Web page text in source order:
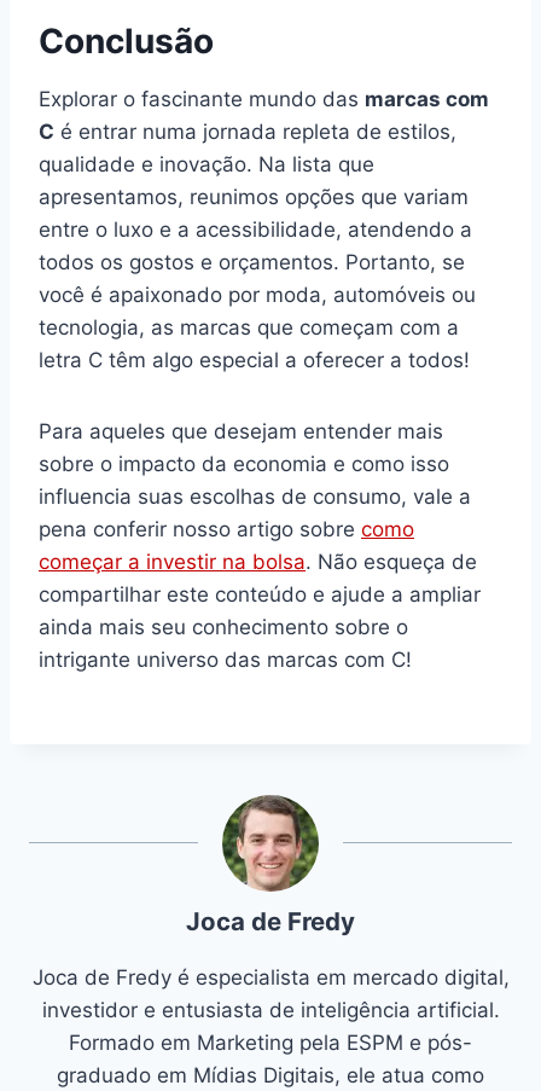
Conclusão
Explorar o fascinante mundo das marcas com
C é entrar numa jornada repleta de estilos,
qualidade e inovação. Na lista que
apresentamos, reunimos opções que variam
entre o luxo e a acessibilidade, atendendo a
todos os gostos e orçamentos. Portanto, se
você é apaixonado por moda, automóveis ou
tecnologia, as marcas que começam com a
letra C têm algo especial a oferecer a todos!
Para aqueles que desejam entender mais
sobre o impacto da economia e como isso
influencia suas escolhas de consumo, vale a
pena conferir nosso artigo sobre como
começar a investir na bolsa. Não esqueça de
compartilhar este conteúdo e ajude a ampliar
ainda mais seu conhecimento sobre o
intrigante universo das marcas com C!
Joca de Fredy
Joca de Fredy é especialista em mercado digital,
investidor e entusiasta de inteligência artificial.
Formado em Marketing pela ESPM e pós-
graduado em Mídias Digitais, ele atua como